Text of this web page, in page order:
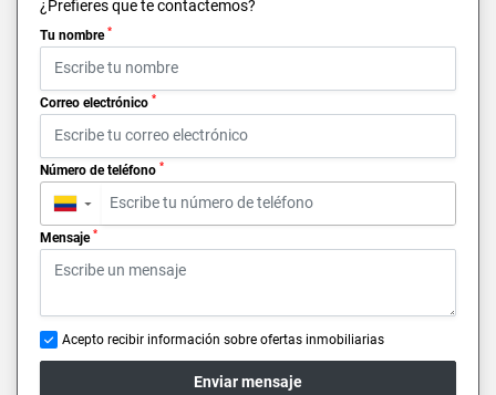
¿Prefieres que te contactemos?
Tu nombre *
Correo electrónico *
Número de teléfono *
▼
Mensaje *
Acepto recibir información sobre ofertas inmobiliarias
Enviar mensaje